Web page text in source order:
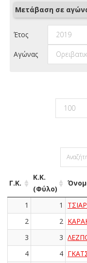
Μετάβαση σε
Έτος
Αγώνας
Γ.Κ.
Κ.Κ.
(Φύλο)
1 1
2
2
3
3
4
4